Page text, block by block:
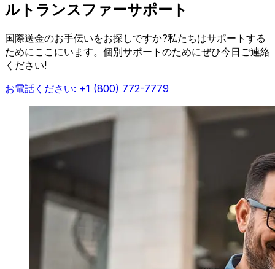
ルトランスファーサポート
国際送金のお手伝いをお探しですか?私たちはサポートする
ためにここにいます。個別サポートのためにぜひ今日ご連絡
ください!
お電話ください: +1 (800) 772-7779